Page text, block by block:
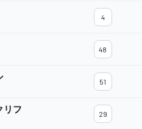
4
48
51
リフ 29